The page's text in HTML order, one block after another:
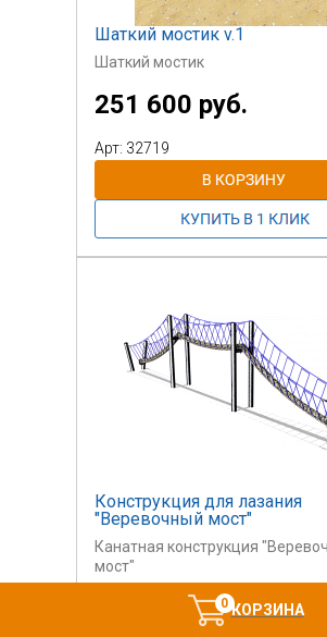
0КОРЗИНА
Шаткий мостик v.1
Шаткий мостик
251 600 руб.
Арт: 32719
Конструкция для лазания
"Веревочный мост"
Канатная конструкция
мост"
4 090 800 руб.